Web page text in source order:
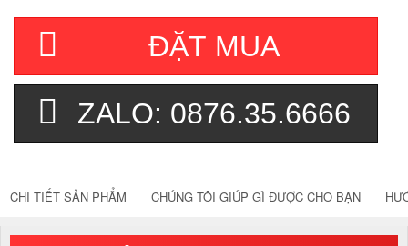
ĐẶT MUA
ZALO: 0876.35.6666
CHI TIẾT SẢN PHẨM CHÚNG TÔI GIÚP GÌ ĐƯỢC CHO BẠN